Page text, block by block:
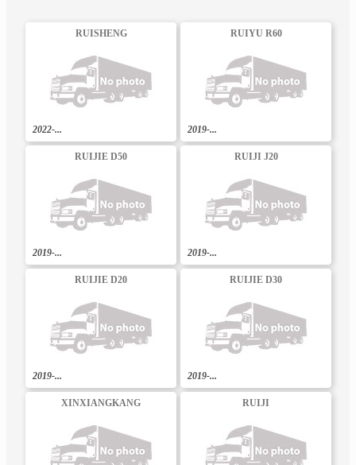
RUISHENG
2022-...
RUIYU R60
2019-...
RUIJIE D50
2019-...
RUIJI J20
2019-...
RUIJIE D20
2019-...
RUIJIE D30
2019-...
XINXIANGKANG RUIJI